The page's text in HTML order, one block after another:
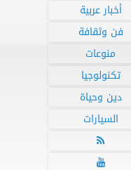
أخبار عربية
فن وثقافة
منوعات
تكنولوجيا
دين وحياة
السيارات

